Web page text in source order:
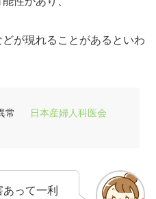
が現れることがあるといわ
常 日本産婦人科医会
って一利